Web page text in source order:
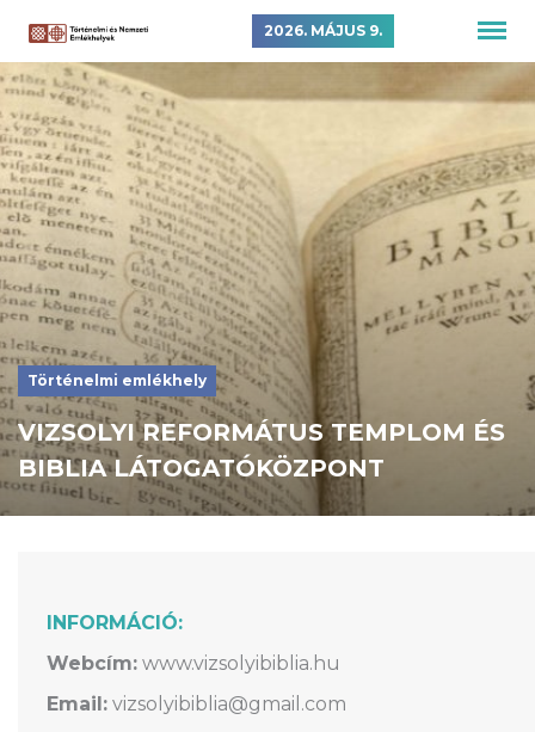
2026. MÁJUS 9.
Történelmi emlékhely
VIZSOLYI REFORMÁTUS TEMPLOM ÉS
BIBLIA LÁTOGATÓKÖZPONT
INFORMÁCIÓ:
Webcím: www.vizsolyibiblia.hu
Email: vizsolyibiblia@gmail.com